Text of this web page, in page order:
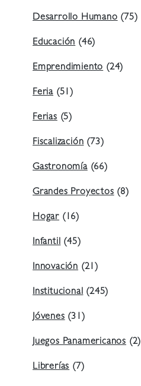
Desarrollo Humano (75)
Educación (46)
Emprendimiento (24)
Feria (51)
Ferias (5)
Fiscalización (73)
Gastronomía(66)
Grandes Proyectos (8)
Hogar (16)
Infantil (45)
Innovación (21)
Institucional (245)
Jóvenes (31)
Juegos Panamericanos (2)
Librerías (7)